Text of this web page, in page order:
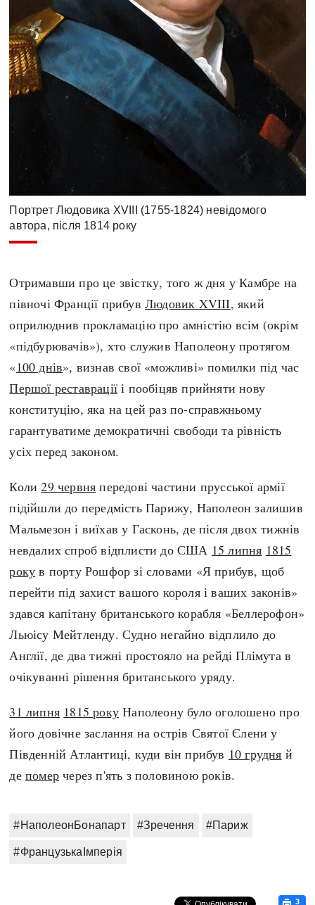
Портрет Людовика XVIII (1755-1824) невідомого
автора, після 1814 року
Отримавши про це звістку, того ж дня у Камбре на
півночі Франції прибувЛюдовик XVIII, який
оприлюднив прокламацію про амністію всім (окрім
«підбурювачів»), хто служив Наполеону протягом
«100 днів», визнав свої «можливі» помилки під час
Першої реставрації і пообіцяв прийняти нову
конституцію, яка на цей раз по-справжньому
гарантуватиме демократичні свободи та рівність
усіх перед законом.
Коли29 червня передові частини прусської армії
підійшли до передмість Парижу, Наполеон залишив
Мальмезон і виїхав у Гасконь, де після двох тижнів
невдалих спроб відплисти до США 15 липня 1815
року в порту Рошфор зі словами «Я прибув, щоб
перейти під захист вашого короля і ваших законів»
здався капітану британського корабля «Беллерофон»
Льюісу Мейтленду. Судно негайно відплило до
Англії, де два тижні простояло на рейді Плімута в
очікуванні рішення британського уряду.
31 липня 1815 року Наполеону було оголошено про
його довічне заслання на острів Святої Єлени у
Південній Атлантиці, куди він прибув 10 грудня й
депомер через п'ять з половиною років.
#НаполеонБонапарт #Зречення #Париж
#ФранцузькаІмперія
3